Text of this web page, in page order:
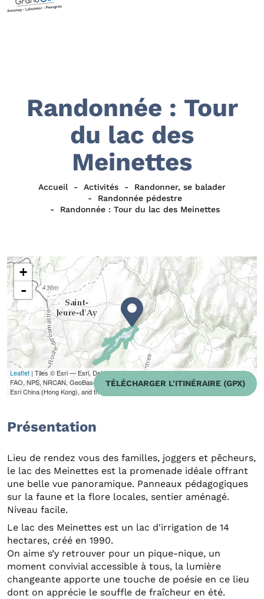
Randonnée : Tour
du lac des
Meinettes
Accueil Activités
Randonner, se balader
Randonnée pédestre
Randonnée : Tour du lac des Meinettes
+
-
Leaflet | Tiles © Esri — Esri, DeLorme, NAVTEQ, TomTom, Intermap, iPC, USGS,
FAO, NPS, NRCAN, GeoBase, Kadaster NL, Ordnance Survey, Esri Japan, METI,
Esri China (Hong Kong), and the GIS User Community
TÉLÉCHARGER L'ITINÉRAIRE (GPX)
Présentation
Lieu de rendez vous des familles, joggers et pêcheurs,
le lac des Meinettes est la promenade idéale offrant
une belle vue panoramique. Panneaux pédagogiques
sur la faune et la flore locales, sentier aménagé.
Niveau facile.
Le lac des Meinettes est un lac d'irrigation de 14
hectares, créé en 1990.
On aime s’y retrouver pour un pique-nique, un
moment convivial accessible à tous, la lumière
changeante apporte une touche de poésie en ce lieu
dont on apprécie le souffle de fraîcheur en été.